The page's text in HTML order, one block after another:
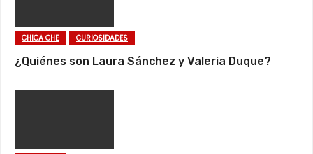
CHICA CHE CURIOSIDADES
¿Quiénes son Laura Sánchez y Valeria Duque?